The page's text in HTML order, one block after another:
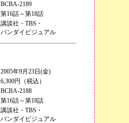
BCBA-2189
第16話～第18話
講談社・TBS・
バンダイビジュアル
2005年9月23日(金)
6,300円（税込）
BCBA-2188
第16話～第18話
講談社・TBS・
バンダイビジュアル